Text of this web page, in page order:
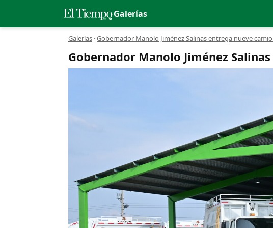
Galerías
Galerías ·Gobernador Manolo Jiménez Salinas entrega nueve
Gobernador Manolo Jiménez